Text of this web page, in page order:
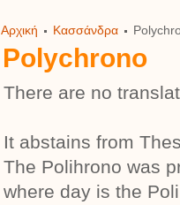
Αρχική Κασσάνδρα
Polychrono
There are no
It abstains from
The Polihrono was
where day is the